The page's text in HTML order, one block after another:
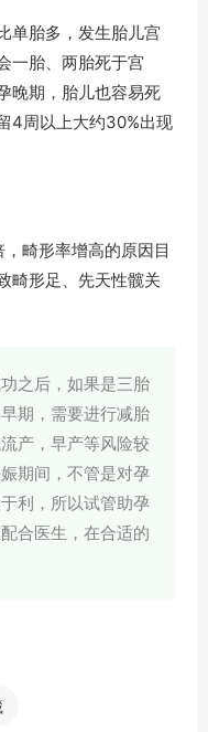
单胎多，发生胎儿宫
一胎、两胎死于宫
晚期，胎儿也容易死
4周以上大约30%出现
畸形率增高的原因目
畸形足、先天性髋关
之后，如果是三胎
期，需要进行减胎
产，早产等风险较
期间，不管是对孕
利，所以试管助孕
合医生，在合适的